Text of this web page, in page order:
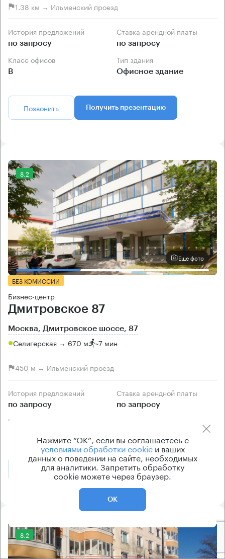
1.38 км → Ильменский проезд
История предложений
по запросу
Ставка арендной платы
по запросу
Класс офисов
B
Тип здания
Офисное здание
Позвонить Получить презентацию
8.2
Еще фото
БЕЗ КОМИССИИ
Бизнес-центр
Дмитровское 87
Москва, Дмитровское шоссе, 87
Селигерская → 670 м ~7 мин
450 м → Ильменский проезд
История предложений
по запросу
Ставка арендной платы
по запросу
Позвонить Получить презентацию
8.2
Нажмите “ОК”, если вы соглашаетесь с
условиями обработки cookieи ваших
данных о поведении на сайте, необходимых
для аналитики. Запретить обработку
cookie можете через браузер.
ОК